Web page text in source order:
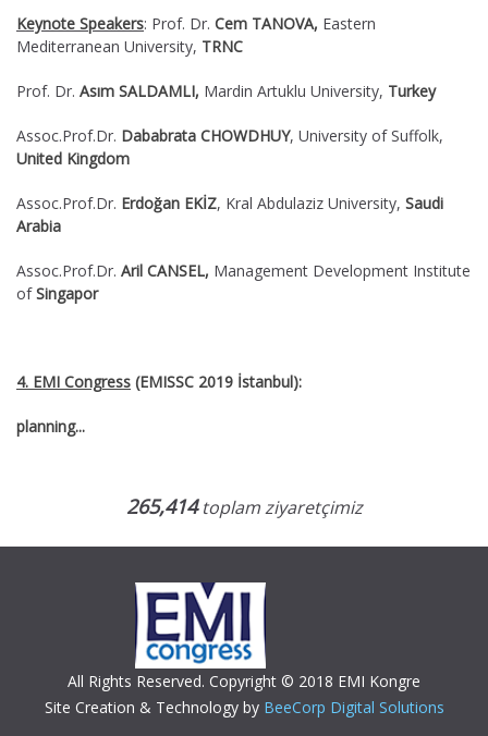
Keynote Speakers: Prof. Dr. Cem TANOVA, Eastern
Mediterranean University, TRNC
Prof. Dr. Asım SALDAMLI, Mardin Artuklu University, Turkey
Assoc.Prof.Dr. Dababrata CHOWDHUY, University of Suffolk,
United Kingdom
Assoc.Prof.Dr. Erdoğan EKİZ, Kral Abdulaziz University, Saudi
Arabia
Assoc.Prof.Dr. Aril CANSEL, Management Development Institute
ofSingapor
4. EMI Congress (EMISSC 2019 İstanbul):
planning...
265,414toplam ziyaretçimiz
All Rights Reserved. Copyright © 2018 EMI Kongre
Site Creation & Technology by BeeCorp Digital Solutions